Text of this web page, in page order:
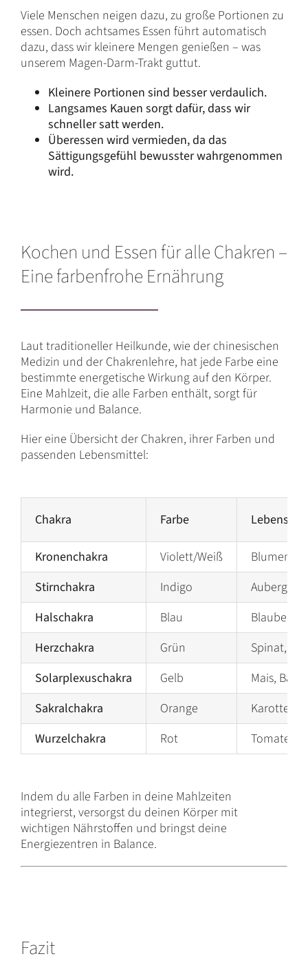
Viele Menschen neigen dazu, zu große Portionen zu
essen. Doch achtsames Essen führt automatisch
dazu, dass wir kleinere Mengen genießen – was
unserem Magen-Darm-Trakt guttut.
Kleinere Portionen sind besser verdaulich.
Langsames Kauen sorgt dafür, dass wir
schneller satt werden.
Überessen wird vermieden, da das
Sättigungsgefühl bewusster wahrgenommen
wird.
Kochen und Essen für alle Chakren –
Eine farbenfrohe Ernährung
Laut traditioneller Heilkunde, wie der chinesischen
Medizin und der Chakrenlehre, hat jede Farbe eine
bestimmte energetische Wirkung auf den Körper.
Eine Mahlzeit, die alle Farben enthält, sorgt für
Harmonie und Balance.
Hier eine Übersicht der Chakren, ihrer Farben und
passenden Lebensmittel:
Chakra Farbe
Kronenchakra Violett/Weiß
Stirnchakra
Indigo
Halschakra
Blau
Herzchakra
Grün
Spinat,
Solarplexuschakra
Gelb
Mais,
Sakralchakra
Orange
Karotten,
Wurzelchakra
Rot Tomaten,
Indem du alle Farben in deine Mahlzeiten
integrierst, versorgst du deinen Körper mit
wichtigen Nährstoffen und bringst deine
Energiezentren in Balance.
Fazit